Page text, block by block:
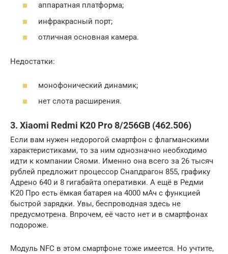
аппаратная платформа;
инфракрасный порт;
отличная основная камера.
Недостатки:
монофонический динамик;
нет слота расширения.
3. Xiaomi Redmi K20 Pro 8/256GB (462.506)
Если вам нужен недорогой смартфон с флагманскими
характеристиками, то за ним однозначно необходимо
идти к компании Сяоми. Именно она всего за 26 тысяч
рублей предложит процессор Снапдрагон 855, графику
Адрено 640 и 8 гигабайта оперативки. А ещё в Редми
К20 Про есть ёмкая батарея на 4000 мАч с функцией
быстрой зарядки. Увы, беспроводная здесь не
предусмотрена. Впрочем, её часто нет и в смартфонах
подороже.
Модуль NFC в этом смартфоне тоже имеется. Но учтите,